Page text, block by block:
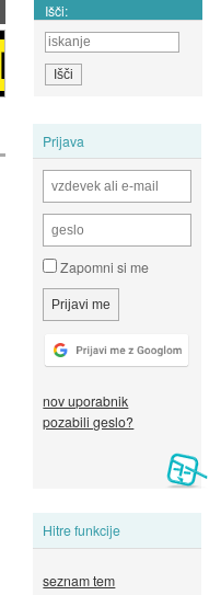
Išči:
Prijava
Zapomni si me
nov uporabnik
pozabili geslo?
Hitre funkcije
seznam tem